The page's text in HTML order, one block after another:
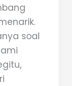
soal